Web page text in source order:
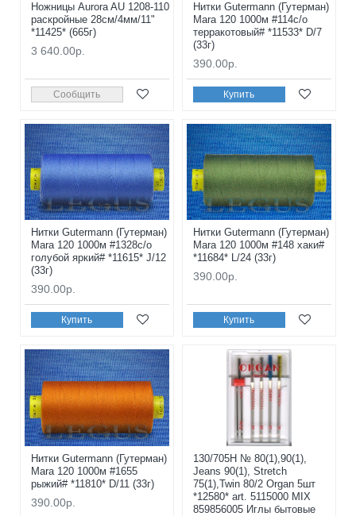
Ножницы Aurora AU 1208-110
раскройные 28см/4мм/11"
*11425* (665г)
3 640.00р.
Сообщить
Нитки Gutermann (Гутерман)
Mara 120 1000м #114с/о
терракотовый# *11533* D/7
(33г)
390.00р.
Купить
Нитки Gutermann (Гутерман)
Mara 120 1000м #1328с/о
голубой яркий# *11615* J/12
(33г)
390.00р.
Купить
Нитки Gutermann (Гутерман)
Mara 120 1000м #148 хаки#
*11684* L/24 (33г)
390.00р.
Купить
Нитки Gutermann (Гутерман)
Mara 120 1000м #1655
рыжий# *11810* D/11 (33г)
390.00р.
130/705H № 80(1),90(1),
Jeans 90(1), Stretch
75(1),Twin 80/2 Organ 5шт
*12580* art. 5115000 MIX
859856005 Иглы бытовые